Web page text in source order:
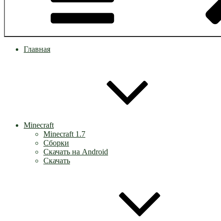
Главная
Minecraft
Minecraft 1.7
Сборки
Скачать на Android
Скачать